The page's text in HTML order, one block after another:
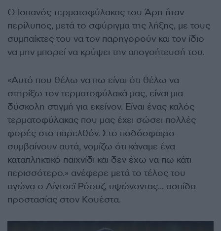
Ο Ισπανός τερματοφύλακας του Άρη ήταν
περίλυπος, μετά το σφύριγμα της λήξης, με τους
συμπαίκτες του να τον παρηγορούν και τον ίδιο
να μην μπορεί να κρύψει την απογοήτευσή του.
«Αυτό που θέλω να πω είναι ότι θέλω να
στηρίξω τον τερματοφύλακά μας, είναι μια
δύσκολη στιγμή για εκείνον. Είναι ένας καλός
τερματοφύλακας που μας έχει σώσει πολλές
φορές στο παρελθόν. Στο ποδόσφαιρο
συμβαίνουν αυτά, νομίζω ότι κάναμε ένα
καταπληκτικό παιχνίδι και δεν έχω να πω κάτι
περισσότερο.» ανέφερε μετά το τέλος του
αγώνα ο Λίντσεϊ Ρόουζ, υψώνοντας… ασπίδα
προστασίας στον Κουέστα.